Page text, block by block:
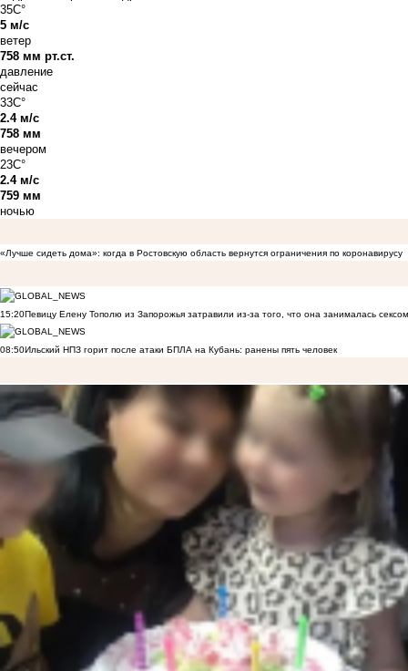
35C°
5 м/с
ветер
758 мм рт.ст.
давление
сейчас
33C°
2.4 м/с
758 мм
вечером
23C°
2.4 м/с
759 мм
ночью
«Лучше сидеть дома»: когда в Ростовскую область вернутся ограничения по коронавирусу
15:20Певицу Елену Тополю из Запорожья затравили из-за того, что она занималась
08:50Ильский НПЗ горит после атаки БПЛА на Кубань: ранены пять человек